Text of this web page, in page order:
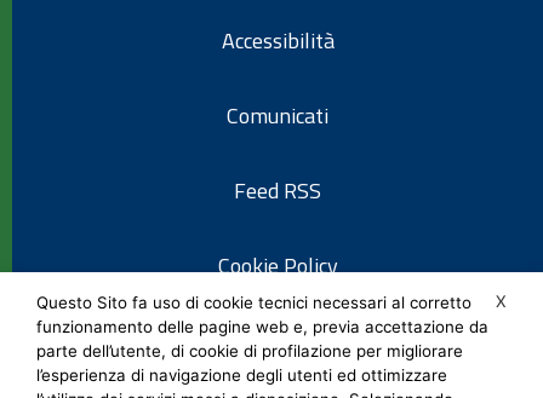
Accessibilità
Comunicati
Feed RSS
Cookie Policy
Informativa privacy
X
Questo Sito fa uso di cookie tecnici necessari al corretto
funzionamento delle pagine web e, previa accettazione da
parte dell’utente, di cookie di profilazione per migliorare
l’esperienza di navigazione degli utenti ed ottimizzare